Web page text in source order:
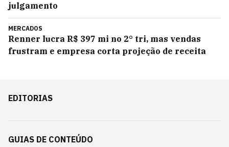
julgamento
MERCADOS
Renner lucra R$ 397 mi no 2° tri, mas vendas
frustram e empresa corta projeção de receita
EDITORIAS
GUIAS DE CONTEÚDO